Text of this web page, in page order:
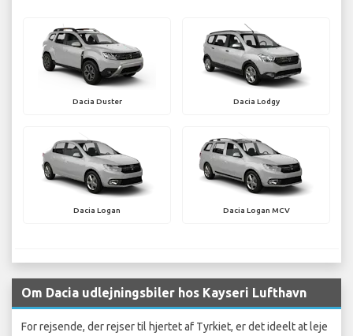
Dacia Duster Dacia Lodgy
Dacia Logan Dacia Logan MCV
Om Dacia udlejningsbiler hos Kayseri Lufthavn
For rejsende, der rejser til hjertet af Tyrkiet, er det ideelt at leje